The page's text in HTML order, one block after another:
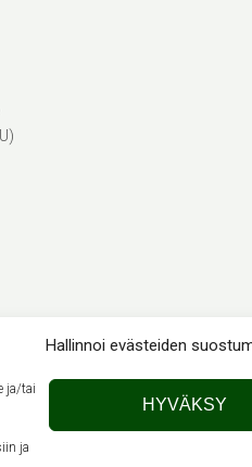
Hallinnoi evästeiden
ja/tai
ja
HYVÄKSY
Theme byOut the Box